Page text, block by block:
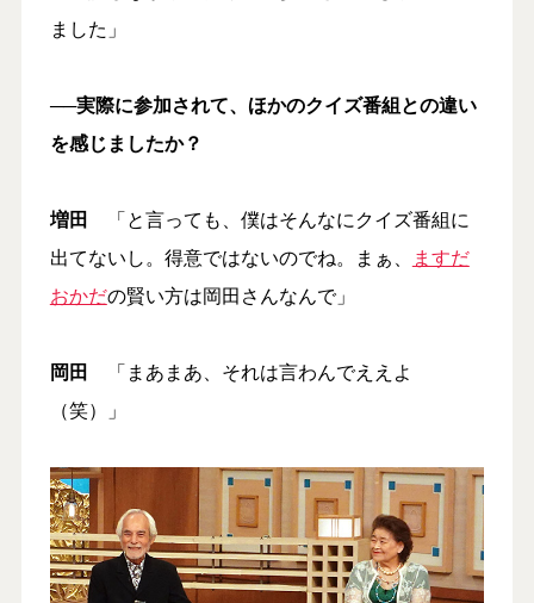
ました」
──実際に参加されて、ほかのクイズ番組との違い
を感じましたか？
増田 「と言っても、僕はそんなにクイズ番組に
出てないし。得意ではないのでね。まぁ、
ますだ
おかだの賢い方は岡田さんなんで」
岡田 「まあまあ、それは言わんでええよ
（笑）」